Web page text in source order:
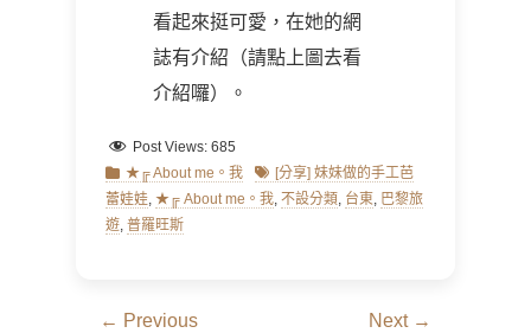
看起來挺可愛，在她的網
誌有介紹（請點上圖去看
介紹囉）。
Post Views: 685
Categories
★╔ About me。我 Tags[分享] 妹妹做的手工芭
蕾娃娃, ★╔ About me。我, 不設分類, 台東, 巴黎旅
遊, 普羅旺斯
文
← Previous
Next →